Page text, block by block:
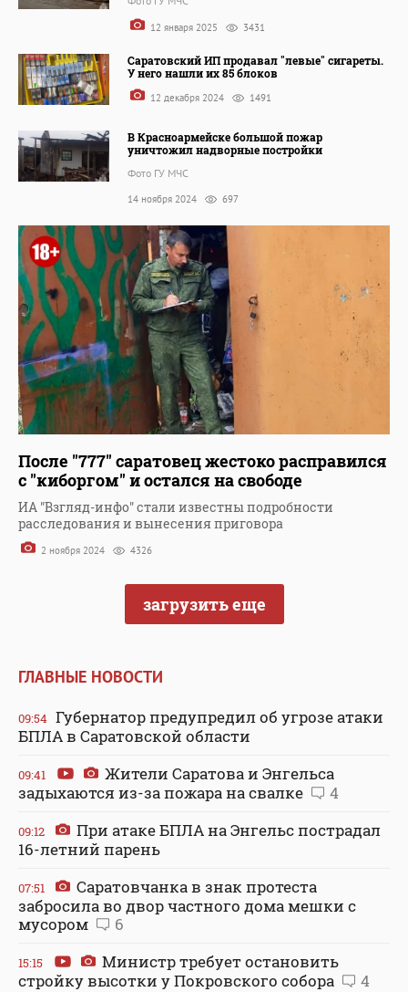
12 января 2025 3431
Саратовский ИП продавал "левые" сигареты.
У него нашли их 85 блоков
12 декабря 2024 1491
В Красноармейске большой пожар
уничтожил надворные постройки
Фото ГУ МЧС
14 ноября 2024 697
После "777" саратовец жестоко расправился
с "киборгом" и остался на свободе
ИА "Взгляд-инфо" стали известны подробности
расследования и вынесения приговора
2 ноября 2024 4326
загрузить еще
ГЛАВНЫЕ НОВОСТИ
09:54 Губернатор предупредил об угрозе атаки
БПЛА в Саратовской области
09:41
Жители Саратова и Энгельса
задыхаются из-за пожара на свалке
4
09:12
При атаке БПЛА на Энгельс пострадал
16-летний парень
07:51
Саратовчанка в знак протеста
забросила во двор частного дома мешки с
мусором
6
15:15
Министр требует остановить
стройку высотки у Покровского собора
4